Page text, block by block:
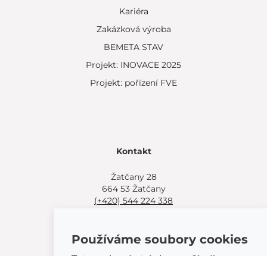
Kariéra
Zakázková výroba
BEMETA STAV
Projekt: INOVACE 2025
Projekt: pořízení FVE
Kontakt
Žatčany 28
664 53 Žatčany
(+420) 544 224 338
Další možnosti nákupu:
Používáme soubory cookies